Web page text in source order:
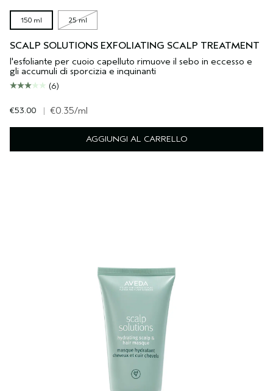
150 ml 25 ml
SCALP SOLUTIONS EXFOLIATING SCALP TREATMENT
l'esfoliante per cuoio capelluto rimuove il sebo in eccesso e
gli accumuli di sporcizia e inquinanti
(6)
€53.00 | €0.35/ml
AGGIUNGI AL CARRELLO